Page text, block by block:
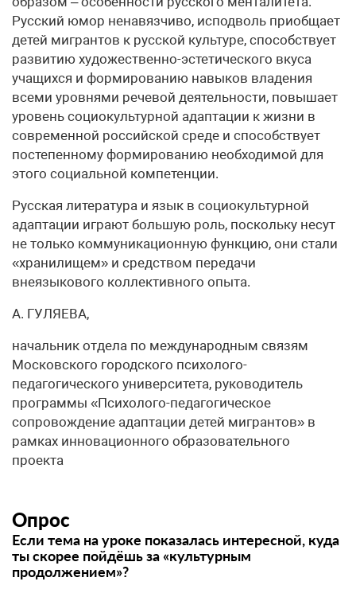
Русский юмор ненавязчиво, исподволь приобщает
детей мигрантов к русской культуре, способствует
развитию художественно-эстетического вкуса
учащихся и формированию навыков владения
всеми уровнями речевой деятельности, повышает
уровень социокультурной адаптации к жизни в
современной российской среде и способствует
постепенному формированию необходимой для
этого социальной компетенции.
Русская литература и язык в социокультурной
адаптации играют большую роль, поскольку несут
не только коммуникационную функцию, они стали
«хранилищем» и средством передачи
внеязыкового коллективного опыта.
А. ГУЛЯЕВА,
начальник отдела по международным связям
Московского городского психолого-
педагогического университета, руководитель
программы «Психолого-педагогическое
сопровождение адаптации детей мигрантов» в
рамках инновационного образовательного
проекта
Опрос
Если тема на уроке показалась интересной, куда
ты скорее пойдёшь за «культурным
продолжением»?